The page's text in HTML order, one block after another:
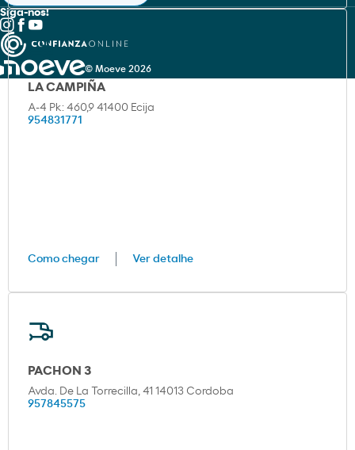
LA CAMPIÑA
A-4 Pk: 460,9 41400 Ecija
954831771
Como chegar Ver detalhe
PACHON 3
Avda. De La Torrecilla, 41 14013 Cordoba
957845575
© Moeve 2026
Siga-nos!